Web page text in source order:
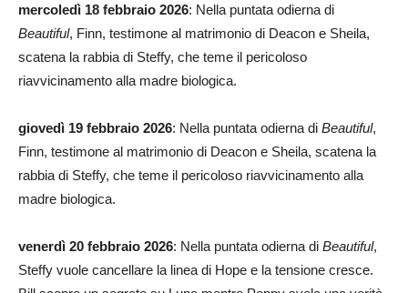
mercoledì 18 febbraio 2026: Nella puntata odierna di
Beautiful, Finn, testimone al matrimonio di Deacon e Sheila,
scatena la rabbia di Steffy, che teme il pericoloso
riavvicinamento alla madre biologica.
giovedì 19 febbraio 2026: Nella puntata odierna di Beautiful,
Finn, testimone al matrimonio di Deacon e Sheila, scatena la
rabbia di Steffy, che teme il pericoloso riavvicinamento alla
madre biologica.
venerdì 20 febbraio 2026: Nella puntata odierna di Beautiful,
Steffy vuole cancellare la linea di Hope e la tensione cresce.